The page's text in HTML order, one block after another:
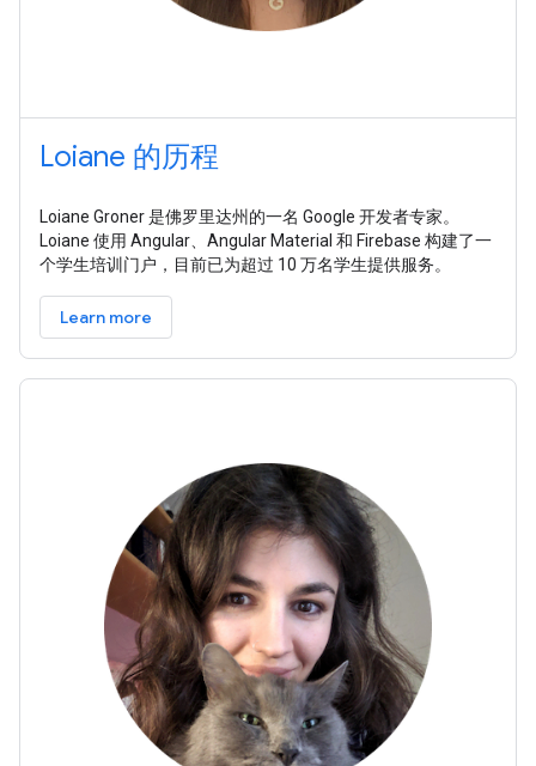
Loiane 的历程
Loiane Groner 是佛罗里达州的一名 Google 开发者专家。
Loiane 使用 Angular、Angular Material 和 Firebase 构建了一
个学生培训门户，目前已为超过 10 万名学生提供服务。
Learn more